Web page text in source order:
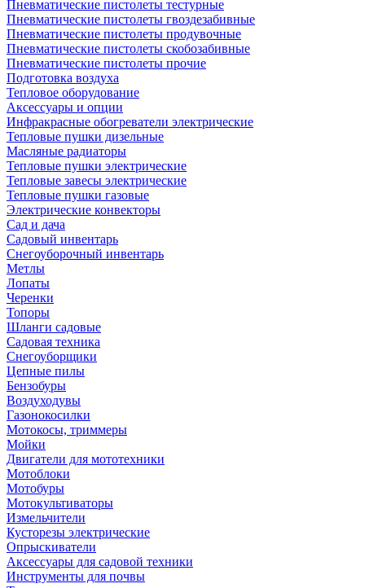
Пневматические пистолеты тестурные
Пневматические пистолеты гвоздезабивные
Пневматические пистолеты продувочные
Пневматические пистолеты скобозабивные
Пневматические пистолеты прочие
Подготовка воздуха
Тепловое оборудование
Аксессуары и опции
Инфракрасные обогреватели электрические
Тепловые пушки дизельные
Масляные радиаторы
Тепловые пушки электрические
Тепловые завесы электрические
Тепловые пушки газовые
Электрические конвекторы
Сад и дача
Садовый инвентарь
Снегоуборочный инвентарь
Метлы
Лопаты
Черенки
Топоры
Шланги садовые
Садовая техника
Снегоуборщики
Цепные пилы
Бензобуры
Воздуходувы
Газонокосилки
Мотокосы, триммеры
Мойки
Двигатели для мототехники
Мотоблоки
Мотобуры
Мотокультиваторы
Измельчители
Кусторезы электрические
Опрыскиватели
Аксессуары для садовой техники
Инструменты для почвы